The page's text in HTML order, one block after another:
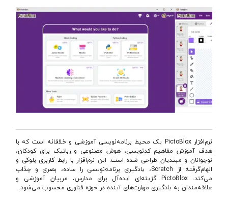
نرم‌افزار PictoBlox یک محیط برنامه‌نویسی آموزشی و خلاقانه است که با
هدف آموزش مفاهیم کدنویسی، هوش مصنوعی و رباتیک برای کودکان،
نوجوانان و مبتدیان طراحی شده است. این نرم‌افزار با رابط کاربری بلوکی و
الهام‌گرفته از Scratch، یادگیری برنامه‌نویسی را ساده، بصری و جذاب
می‌کند. PictoBlox گزینه‌ای ایده‌آل برای مدارس، مربیان آموزشی و
علاقه‌مندان به یادگیری مهارت‌های آینده در حوزه فناوری محسوب می‌شود.